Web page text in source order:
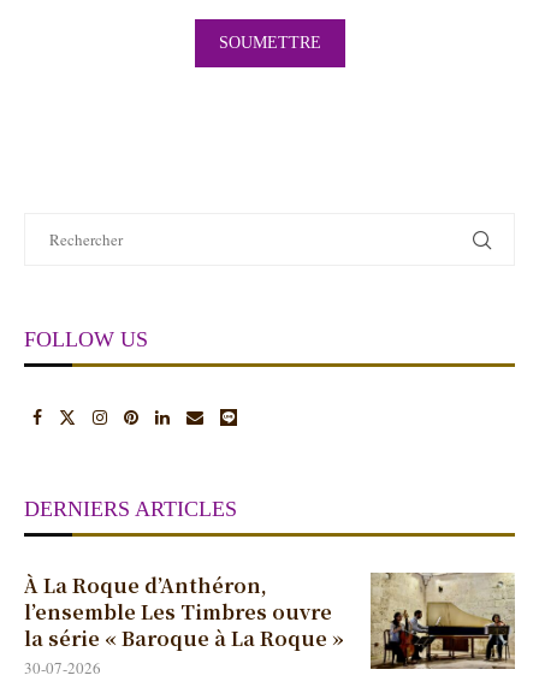
FOLLOW US
DERNIERS ARTICLES
À La Roque d’Anthéron,
l’ensemble Les Timbres ouvre
la série « Baroque à La Roque »
30-07-2026